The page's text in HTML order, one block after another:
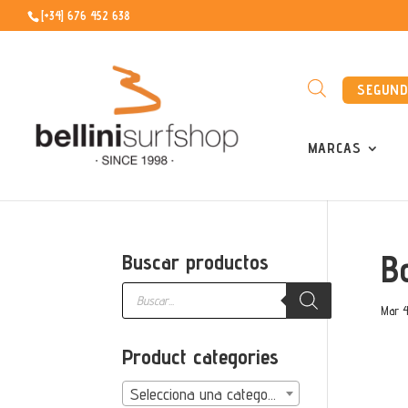
[+34] 676 452 638
MARCAS
Mar
Buscar productos
Búsqueda
productos
Product categories
Selecciona una categoría